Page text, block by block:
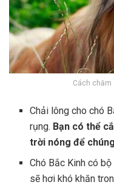
Cách chăm
Chải lông cho chó
rụng. Bạn có thể
trời nóng để
Chó Bắc Kinh có
sẽ hơi khó khăn